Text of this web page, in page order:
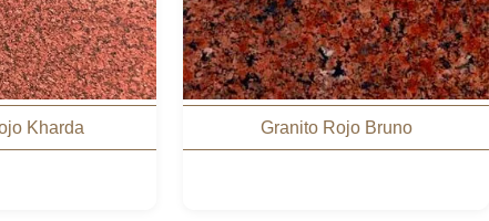
Kharda Granito Rojo Bruno